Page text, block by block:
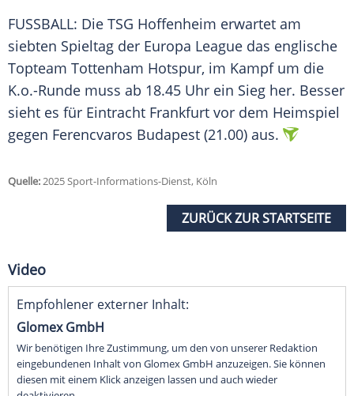
FUSSBALL: Die TSG Hoffenheim erwartet am
siebten Spieltag der Europa League das englische
Topteam Tottenham Hotspur, im Kampf um die
K.o.-Runde muss ab 18.45 Uhr ein Sieg her. Besser
sieht es für Eintracht Frankfurt vor dem Heimspiel
gegen Ferencvaros Budapest (21.00) aus.
Quelle:2025 Sport-Informations-Dienst, Köln
ZURÜCK ZUR STARTSEITE
Video
Empfohlener externer Inhalt:
Glomex GmbH
Wir benötigen Ihre Zustimmung, um den von unserer Redaktion
eingebundenen Inhalt von Glomex GmbH anzuzeigen. Sie können
diesen mit einem Klick anzeigen lassen und auch wieder